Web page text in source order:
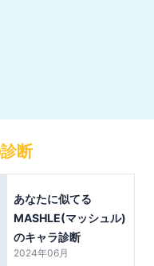
断
あなたに似てる
MASHLE(マッシュル)
のキャラ診断
2024年06月